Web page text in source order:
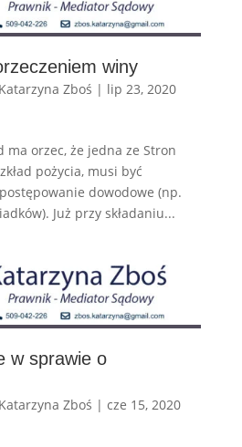
winy
Katarzyna Zboś | lip 23, 2020
ma orzec, że jedna ze Stron
pożycia, musi być
dowodowe (np.
Już przy składaniu...
w sprawie o
Katarzyna Zboś | cze 15, 2020